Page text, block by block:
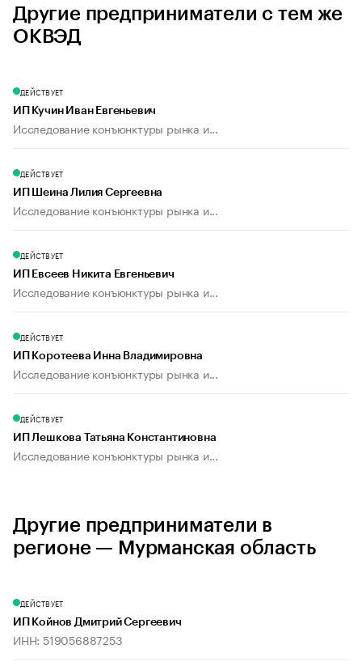
Другие предприниматели с тем же
ОКВЭД
ДЕЙСТВУЕТ
ИП Кучин Иван Евгеньевич
Исследование конъюнктуры рынка и...
ДЕЙСТВУЕТ
ИП Шеина Лилия Сергеевна
Исследование конъюнктуры рынка и...
ДЕЙСТВУЕТ
ИП Евсеев Никита Евгеньевич
Исследование конъюнктуры рынка и...
ДЕЙСТВУЕТ
ИП Коротеева Инна Владимировна
Исследование конъюнктуры рынка и...
ДЕЙСТВУЕТ
ИП Лешкова Татьяна Константиновна
Исследование конъюнктуры рынка и...
Другие предприниматели в
регионе — Мурманская область
ДЕЙСТВУЕТ
ИП Койнов Дмитрий Сергеевич
ИНН: 519056887253